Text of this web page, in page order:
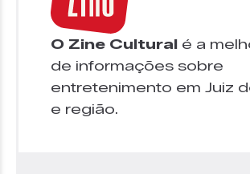
O Zine Cultural é a
de informações sobre
entretenimento em Juiz
e região.